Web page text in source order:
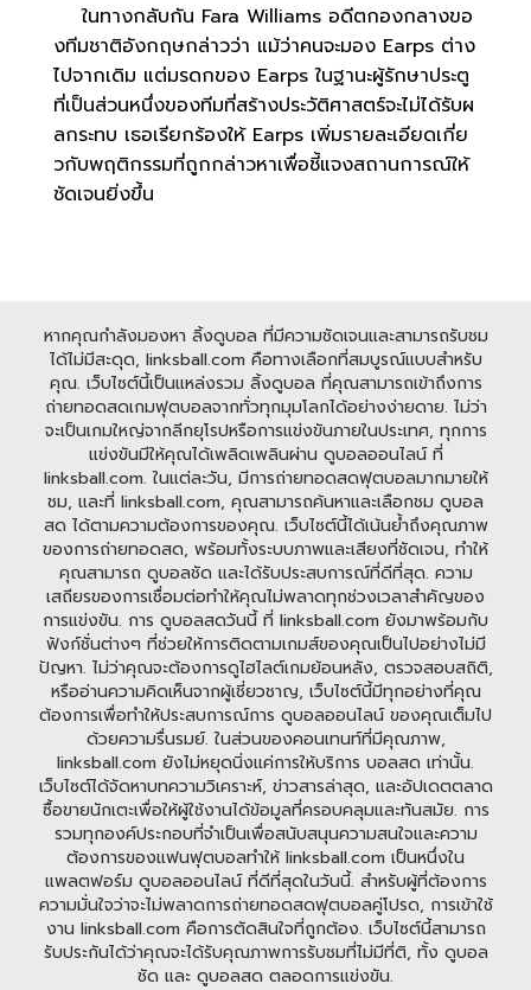
ในทางกลับกัน Fara Williams อดีตกองกลางขอ
งทีมชาติอังกฤษกล่าวว่า แม้ว่าคนจะมอง Earps ต่าง
ไปจากเดิม แต่มรดกของ Earps ในฐานะผู้รักษาประตู
ที่เป็นส่วนหนึ่งของทีมที่สร้างประวัติศาสตร์จะไม่ได้รับผ
ลกระทบ เธอเรียกร้องให้ Earps เพิ่มรายละเอียดเกี่ย
วกับพฤติกรรมที่ถูกกล่าวหาเพื่อชี้แจงสถานการณ์ให้
ชัดเจนยิ่งขึ้น
หากคุณกำลังมองหา ลิ้งดูบอล ที่มีความชัดเจนและสามารถรับชม
ได้ไม่มีสะดุด, linksball.com คือทางเลือกที่สมบูรณ์แบบสำหรับ
คุณ. เว็บไซต์นี้เป็นแหล่งรวม ลิ้งดูบอล ที่คุณสามารถเข้าถึงการ
ถ่ายทอดสดเกมฟุตบอลจากทั่วทุกมุมโลกได้อย่างง่ายดาย. ไม่ว่า
จะเป็นเกมใหญ่จากลีกยุโรปหรือการแข่งขันภายในประเทศ, ทุกการ
แข่งขันมีให้คุณได้เพลิดเพลินผ่าน ดูบอลออนไลน์ ที่
linksball.com. ในแต่ละวัน, มีการถ่ายทอดสดฟุตบอลมากมายให้
ชม, และที่ linksball.com, คุณสามารถค้นหาและเลือกชม ดูบอล
สด ได้ตามความต้องการของคุณ. เว็บไซต์นี้ได้เน้นย้ำถึงคุณภาพ
ของการถ่ายทอดสด, พร้อมทั้งระบบภาพและเสียงที่ชัดเจน, ทำให้
คุณสามารถ ดูบอลชัด และได้รับประสบการณ์ที่ดีที่สุด. ความ
เสถียรของการเชื่อมต่อทำให้คุณไม่พลาดทุกช่วงเวลาสำคัญของ
การแข่งขัน. การ ดูบอลสดวันนี้ ที่ linksball.com ยังมาพร้อมกับ
ฟังก์ชั่นต่างๆ ที่ช่วยให้การติดตามเกมส์ของคุณเป็นไปอย่างไม่มี
ปัญหา. ไม่ว่าคุณจะต้องการดูไฮไลต์เกมย้อนหลัง, ตรวจสอบสถิติ,
หรืออ่านความคิดเห็นจากผู้เชี่ยวชาญ, เว็บไซต์นี้มีทุกอย่างที่คุณ
ต้องการเพื่อทำให้ประสบการณ์การ ดูบอลออนไลน์ ของคุณเต็มไป
ด้วยความรื่นรมย์. ในส่วนของคอนเทนท์ที่มีคุณภาพ,
linksball.com ยังไม่หยุดนิ่งแค่การให้บริการ บอลสด เท่านั้น.
เว็บไซต์ได้จัดหาบทความวิเคราะห์, ข่าวสารล่าสุด, และอัปเดตตลาด
ซื้อขายนักเตะเพื่อให้ผู้ใช้งานได้ข้อมูลที่ครอบคลุมและทันสมัย. การ
รวมทุกองค์ประกอบที่จำเป็นเพื่อสนับสนุนความสนใจและความ
ต้องการของแฟนฟุตบอลทำให้ linksball.com เป็นหนึ่งใน
แพลตฟอร์ม ดูบอลออนไลน์ ที่ดีที่สุดในวันนี้. สำหรับผู้ที่ต้องการ
ความมั่นใจว่าจะไม่พลาดการถ่ายทอดสดฟุตบอลคู่โปรด, การเข้าใช้
งาน linksball.com คือการตัดสินใจที่ถูกต้อง. เว็บไซต์นี้สามารถ
รับประกันได้ว่าคุณจะได้รับคุณภาพการรับชมที่ไม่มีที่ติ, ทั้ง ดูบอล
ชัด และ ดูบอลสด ตลอดการแข่งขัน.